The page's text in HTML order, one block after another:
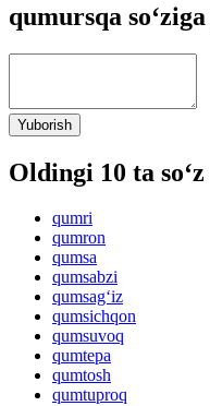
qumursqa
Yuborish
Oldingi 10 ta so‘z
qumri
qumron
qumsa
qumsabzi
qumsag‘iz
qumsichqon
qumsuvoq
qumtepa
qumtosh
qumtuproq